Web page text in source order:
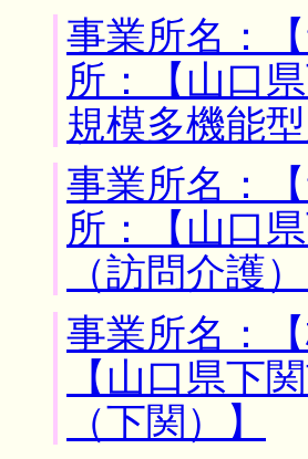
事業所名：
所：【山口
規模多機能
事業所名：
所：【山口
（訪問介護
事業所名：
【山口県下
（下関）】